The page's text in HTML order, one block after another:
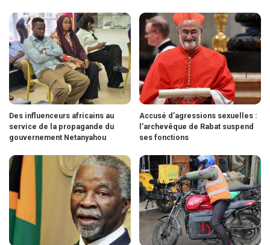
Des influenceurs africains au
service de la propagande du
gouvernement Netanyahou
Accusé d’agressions sexuelles :
l’archevêque de Rabat suspend
ses fonctions